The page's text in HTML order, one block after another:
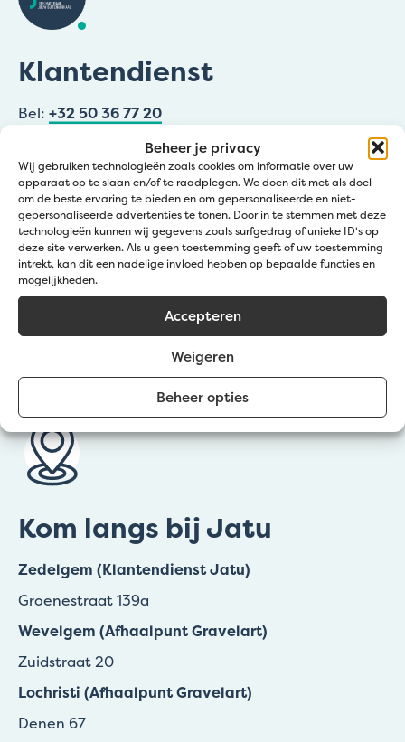
Beheer je privacy
Wij gebruiken technologieën zoals cookies om informatie over uw
apparaat op te slaan en/of te raadplegen. We doen dit met als doel
om de beste ervaring te bieden en om gepersonaliseerde en niet-
gepersonaliseerde advertenties te tonen. Door in te stemmen met deze
technologieën kunnen wij gegevens zoals surfgedrag of unieke ID's op
deze site verwerken. Als u geen toestemming geeft of uw toestemming
intrekt, kan dit een nadelige invloed hebben op bepaalde functies en
mogelijkheden.
Accepteren
Weigeren
Beheer opties
Klantendienst
Bel: +32 50 36 77 20
info@jatu.be
Zomeruren:
☀️1 – 19 juli & 8 – 31 augustus
🕖 09:00 – 12:00 | 12:30 – 16:30 uur
☀️20 juli – 7 augustus
🕖 09:00 – 12:00 | 12:30 – 15:30 uur
Zaterdagen wel open in Zedelgem: 4/07, 11/07 &
29/08
Kom langs bij Jatu
Zedelgem (Klantendienst Jatu)
Groenestraat 139a
Wevelgem (Afhaalpunt Gravelart)
Zuidstraat 20
Lochristi (Afhaalpunt Gravelart)
Denen 67